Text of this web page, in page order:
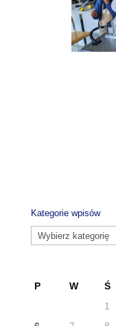
Kategorie wpisów
Kategorie
wpisów
P W Ś
1